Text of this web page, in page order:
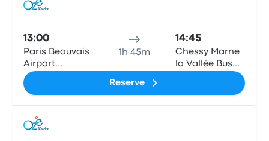
13:00
Paris Beauvais
Airport
Terminal 1
1h 45m
14:45
Chessy Marne
la Vallée Bus
Reserve